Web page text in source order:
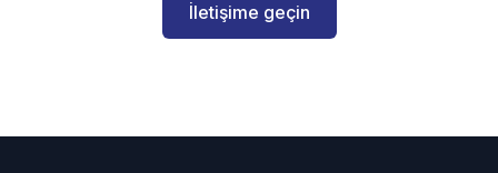
İletişime geçin